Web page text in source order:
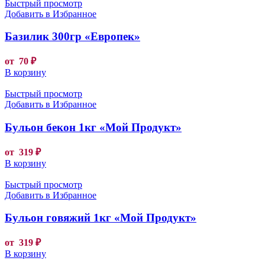
Быстрый просмотр
Добавить в Избранное
Базилик 300гр «Европек»
от 70 ₽
В корзину
Быстрый просмотр
Добавить в Избранное
Бульон бекон 1кг «Мой Продукт»
от 319 ₽
В корзину
Быстрый просмотр
Добавить в Избранное
Бульон говяжий 1кг «Мой Продукт»
от 319 ₽
В корзину